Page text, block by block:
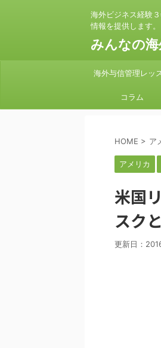
海外ビジネス経験
情報を提供します。
みんなの
海外与信管理レッ
コラム
HOME > ア
アメリカ
米国
スク
更新日：